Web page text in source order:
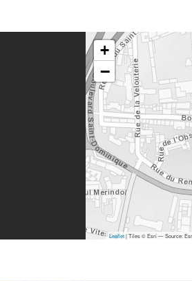
+
−
Leaflet| Tiles © Esri — Source: